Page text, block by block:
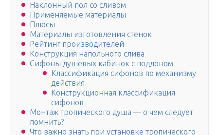
Наклонный пол со сливом
Применяемые материалы
Плюсы
Материалы изготовления стенок
Рейтинг производителей
Конструкция напольного слива
Сифоны душевых кабинок с поддоном
Классификация сифонов по механизму
действия
Конструкционная классификация
сифонов
Монтаж тропического душа — о чем следует
помнить?
Что важно знать при установке тропического